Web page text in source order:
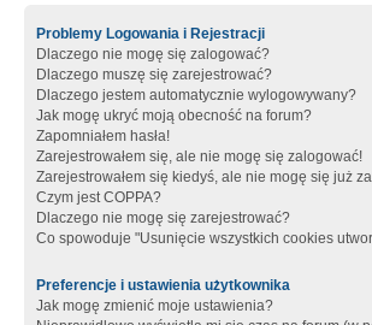
Problemy Logowania i Rejestracji
Dlaczego nie mogę się zalogować?
Dlaczego muszę się zarejestrować?
Dlaczego jestem automatycznie wylogowywany?
Jak mogę ukryć moją obecność na forum?
Zapomniałem hasła!
Zarejestrowałem się, ale nie mogę się zalogować!
Zarejestrowałem się kiedyś, ale nie mogę się już
Czym jest COPPA?
Dlaczego nie mogę się zarejestrować?
Co spowoduje "Usunięcie wszystkich cookies
Preferencje i ustawienia użytkownika
Jak mogę zmienić moje ustawienia?